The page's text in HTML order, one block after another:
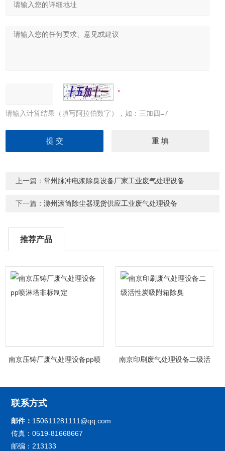
请输入计算结果（填写阿拉伯数字），如：三加四=7
上一篇：常州脉冲电浆除臭设备厂家工业废气处理设备
下一篇：滁州滚筒除尘器现货供应工业废气处理设备
推荐产品
南京压铸厂废气处理设备pp喷
南京印刷废气处理设备二级活
联系方式
邮件： 150611281111@qq.com
传真：0519-81668667
邮编：213133